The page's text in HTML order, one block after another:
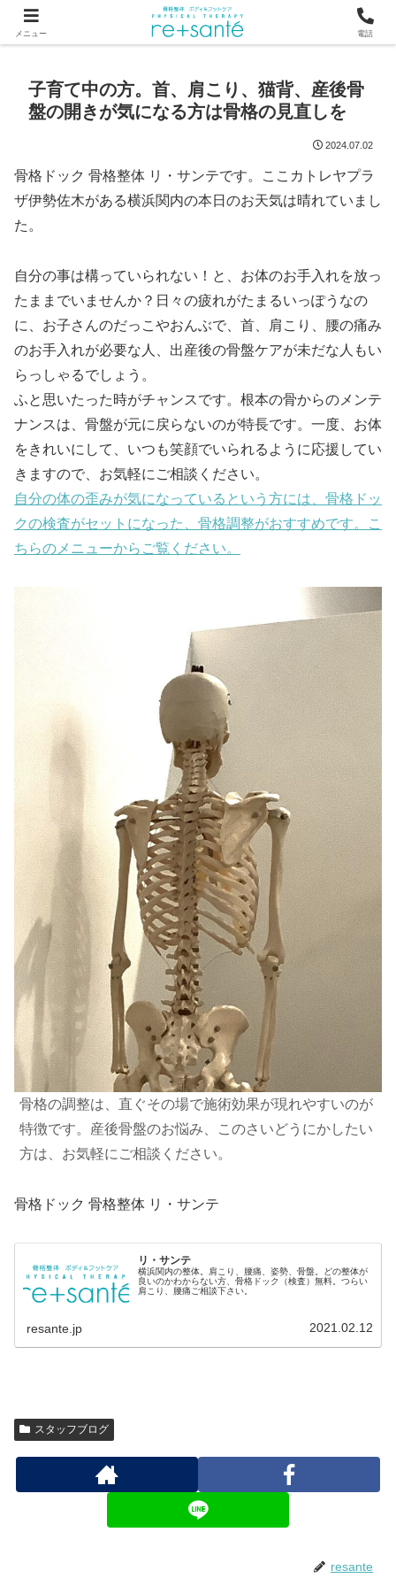
つらい首・肩こり・腰の痛みは、骨から見直す横浜市関内の整体
子育て中の方。首、肩こり、猫背、産後骨
盤の開きが気になる方は骨格の見直しを
2024.07.02
骨格ドック 骨格整体 リ・サンテです。ここカトレヤプラ
ザ伊勢佐木がある横浜関内の本日のお天気は晴れていまし
た。
自分の事は構っていられない！と、お体のお手入れを放っ
たままでいませんか？日々の疲れがたまるいっぽうなの
に、お子さんのだっこやおんぶで、首、肩こり、腰の痛み
のお手入れが必要な人、出産後の骨盤ケアが未だな人もい
らっしゃるでしょう。
ふと思いたった時がチャンスです。根本の骨からのメンテ
ナンスは、骨盤が元に戻らないのが特長です。一度、お体
をきれいにして、いつも笑顔でいられるように応援してい
きますので、お気軽にご相談ください。
自分の体の歪みが気になっているという方には、骨格ドッ
クの検査がセットになった、骨格調整がおすすめです。こ
ちらのメニューからご覧ください。
骨格の調整は、直ぐその場で施術効果が現れやすいのが
特徴です。産後骨盤のお悩み、このさいどうにかしたい
方は、お気軽にご相談ください。
骨格ドック 骨格整体 リ・サンテ
リ・サンテ
横浜関内の整体。肩こり、腰痛、姿勢、骨盤。どの整体が
良いのかわからない方、骨格ドック（検査）無料。つらい
肩こり、腰痛ご相談下さい。
resante.jp 2021.02.12
スタッフブログ
resante
メニュー 電話